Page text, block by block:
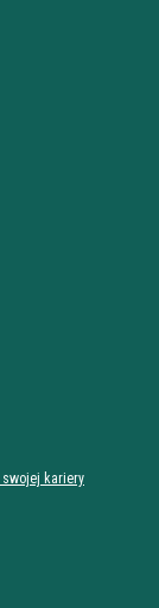
swojej kariery